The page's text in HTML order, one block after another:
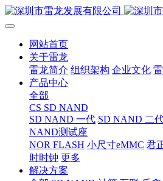
网站首页
关于雷龙
雷龙简介 组织架构 企业文化
产品中心
全部
CS SD NAND
SD NAND 一代 SD NAND 二
NAND测试座
NOR FLASH 小尺寸eMMC 君
时时钟 更多
解决方案